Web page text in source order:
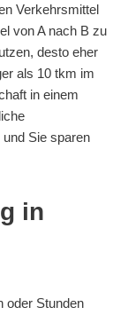
Verkehrsmittel
von A nach B zu
desto eher
als 10 tkm im
in einem
Sie sparen
in
oder Stunden